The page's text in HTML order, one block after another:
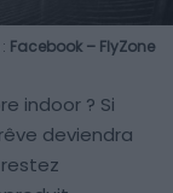
Facebook – FlyZone
indoor ? Si
deviendra